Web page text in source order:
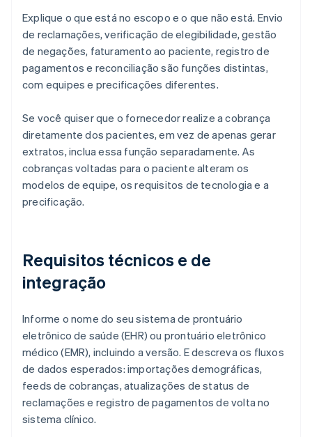
Explique o que está no escopo e o que não está. Envio
de reclamações, verificação de elegibilidade, gestão
de negações, faturamento ao paciente, registro de
pagamentos e reconciliação são funções distintas,
com equipes e precificações diferentes.
Se você quiser que o fornecedor realize a cobrança
diretamente dos pacientes, em vez de apenas gerar
extratos, inclua essa função separadamente. As
cobranças voltadas para o paciente alteram os
modelos de equipe, os requisitos de tecnologia e a
precificação.
Requisitos técnicos e de
integração
Informe o nome do seu sistema de prontuário
eletrônico de saúde (EHR) ou prontuário eletrônico
médico (EMR), incluindo a versão. E descreva os fluxos
de dados esperados: importações demográficas,
feeds de cobranças, atualizações de status de
reclamações e registro de pagamentos de volta no
sistema clínico.